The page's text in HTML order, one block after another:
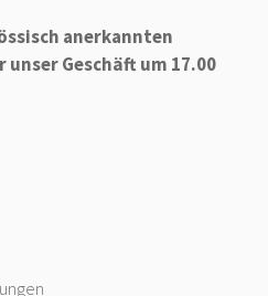
anerkannten
Geschäft um 17.00